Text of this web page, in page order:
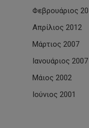
Φεβρουάριος
Απρίλιος 2012
Μάρτιος 2007
Ιανουάριος 2007
Μάιος 2002
Ιούνιος 2001